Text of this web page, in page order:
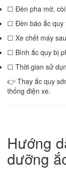
☐ Đèn pha mờ,
☐ Đèn báo ắc quy
☐ Xe chết máy
☐ Bình ắc quy bị
☐ Thời gian sử
👉 Thay ắc quy
thống điện xe.
Hướng
dưỡng